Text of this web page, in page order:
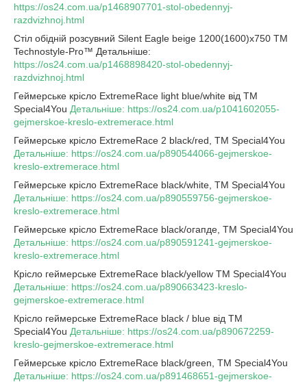
https://os24.com.ua/p1468907701-stol-obedennyj-
razdvizhnoj.html
Стіл обідній розсувний Silent Eagle beige 1200(1600)х750 ТМ
Technostyle-Pro™ Детальніше:
https://os24.com.ua/p1468898420-stol-obedennyj-
razdvizhnoj.html
Геймерське крісло ExtremeRace light blue/white від TM
Special4You Детальніше: https://os24.com.ua/p1041602055-
gejmerskoe-kreslo-extremerace.html
Геймерське крісло ExtremeRace 2 black/red, TM Special4You
Детальніше: https://os24.com.ua/p890544066-gejmerskoe-
kreslo-extremerace.html
Геймерське крісло ExtremeRace black/white, TM Special4You
Детальніше: https://os24.com.ua/p890559756-gejmerskoe-
kreslo-extremerace.html
Геймерське крісло ExtremeRace black/огапде, TM Special4You
Детальніше: https://os24.com.ua/p890591241-gejmerskoe-
kreslo-extremerace.html
Крісло геймерське ExtremeRace black/yеllow ТМ Special4You
Детальніше: https://os24.com.ua/p890663423-kreslo-
gejmerskoe-extremerace.html
Крісло геймерське ExtremeRace black / bluе від TM
Special4You Детальніше: https://os24.com.ua/p890672259-
kreslo-gejmerskoe-extremerace.html
Геймерське крісло ExtremeRace black/green, TM Special4You
Детальніше: https://os24.com.ua/p891468651-gejmerskoe-